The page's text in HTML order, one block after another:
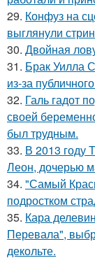
29. Конфуз на
выглянули
30. Двойная
31. Брак Уилла
из-за
32. Галь гадот
своей
был трудным.
33. В 2013 году
Леон, дочерью
34. "Самый
подростком
35. Кара
Перевала",
декольте.